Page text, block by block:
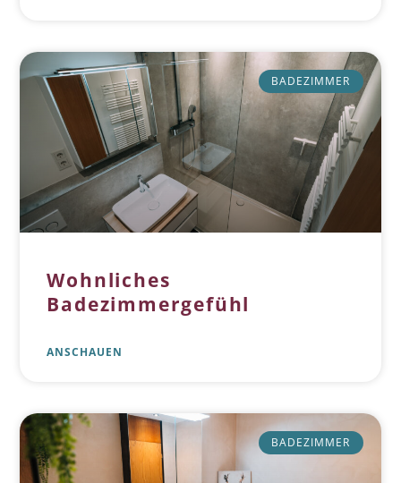
BADEZIMMER
Wohnliches
Badezimmergefühl
ANSCHAUEN
BADEZIMMER